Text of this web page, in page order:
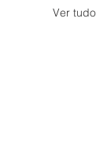
Ver tudo